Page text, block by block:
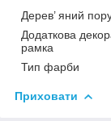
Дерев’ яний
Додаткова
рамка
Тип фарби
Приховати